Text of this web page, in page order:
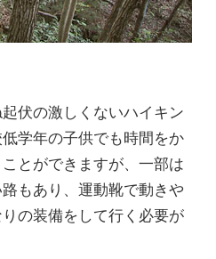
伏の激しくないハイキン
学年の子供でも時間をか
とができますが、一部は
もあり、運動靴で動きや
の装備をして行く必要が